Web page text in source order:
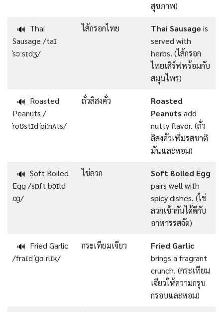
สุขภาพ)
🔊 Thai
Sausage /taɪ
ˈsɔːsɪdʒ/
ไส้กรอกไทย Thai Sausage is
served with
herbs. (ไส้กรอก
ไทยเสิร์ฟพร้อมกับ
สมุนไพร)
🔊 Roasted
Peanuts /
ˈroʊstɪd ˈpiːnʌts/
ถั่วลิสงคั่ว
Roasted
Peanuts add
nutty flavor. (ถั่ว
ลิสงคั่วเพิ่มรสชาติ
มันและหอม)
🔊 Soft Boiled
Egg /sɒft bɔɪld
ɛɡ/
ไข่ลวก
Soft Boiled Egg
pairs well with
spicy dishes. (ไข่
ลวกเข้ากันได้ดีกับ
อาหารรสจัด)
🔊 Fried Garlic
/fraɪd ˈɡɑːrlɪk/
กระเทียมเจียว
Fried Garlic
brings a fragrant
crunch. (กระเทียม
เจียวให้ความกรุบ
กรอบและหอม)